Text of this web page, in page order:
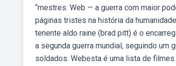
“mestres. Web — a guerra com maior
páginas tristes na história da
tenente aldo raine (brad pitt) é o
a segunda guerra mundial, seguindo
soldados. Webesta é uma lista de